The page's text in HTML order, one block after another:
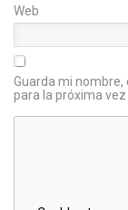
Web
Guarda mi
para la próxima